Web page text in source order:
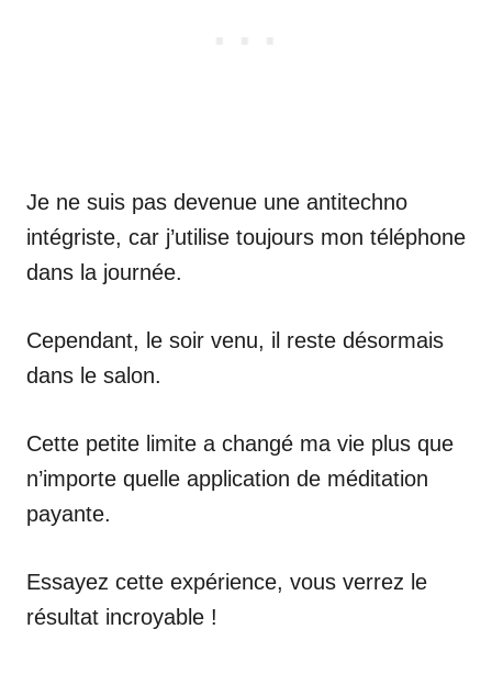
Je ne suis pas devenue une antitechno
intégriste, car j’utilise toujours mon téléphone
dans la journée.
Cependant, le soir venu, il reste désormais
dans le salon.
Cette petite limite a changé ma vie plus que
n’importe quelle application de méditation
payante.
Essayez cette expérience, vous verrez le
résultat incroyable !